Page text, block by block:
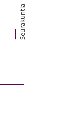
Seurakuntia